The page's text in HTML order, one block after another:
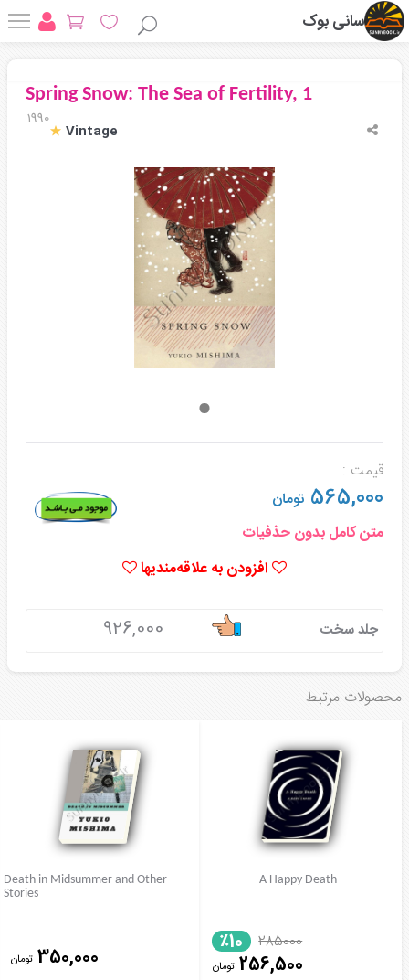
سانی بوک
Spring Snow: The Sea of Fertility, 1
1990
Vintage
قیمت :
565,000 تومان
متن کامل بدون حذفیات
افزودن به علاقه‌مندیها
جلد سخت 926,000
محصولات مرتبط
A Happy Death
285000
٪10
256,500 تومان
Death in Midsummer and Other
Stories
350,000 تومان